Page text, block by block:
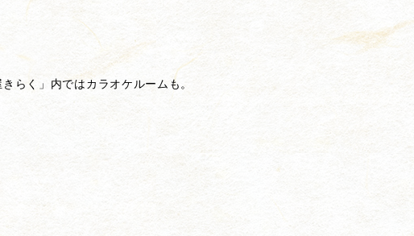
らく」内ではカラオケルームも。